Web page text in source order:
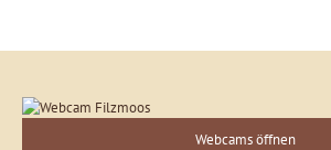
Webcams öffnen